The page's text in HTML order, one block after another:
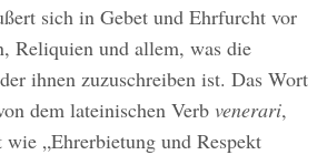
sich in Gebet und Ehrfurcht vor
Reliquien und allem, was die
ihnen zuzuschreiben ist. Das Wort
dem lateinischen Verb venerari,
wie „Ehrerbietung und Respekt